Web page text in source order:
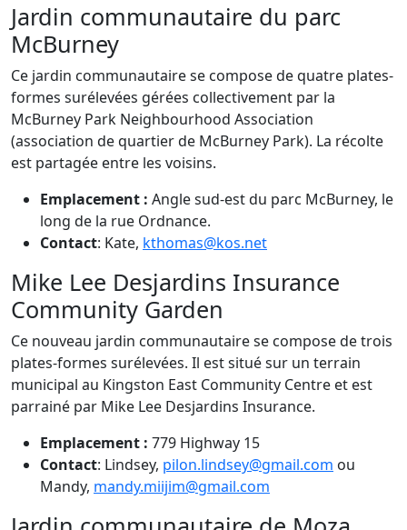
Jardin communautaire du parc
McBurney
Ce jardin communautaire se compose de quatre plates-
formes surélevées gérées collectivement par la
McBurney Park Neighbourhood Association
(association de quartier de McBurney Park). La récolte
est partagée entre les voisins.
Emplacement : Angle sud-est du parc McBurney, le
long de la rue Ordnance.
Contact: Kate, kthomas@kos.net
Mike Lee Desjardins Insurance
Community Garden
Ce nouveau jardin communautaire se compose de trois
plates-formes surélevées. Il est situé sur un terrain
municipal au Kingston East Community Centre et est
parrainé par Mike Lee Desjardins Insurance.
Emplacement : 779 Highway 15
Contact: Lindsey, pilon.lindsey@gmail.com ou
Mandy, mandy.miijim@gmail.com